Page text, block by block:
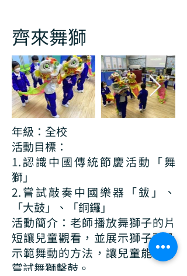
齊來舞獅
年級：全校
活動目標：
1.認識中國傳統節慶活動「舞
獅」
2.嘗試敲奏中國樂器「鈸」、
「大鼓」、「銅鑼」
活動簡介：老師播放舞獅子的片
短讓兒童觀看，並展示獅子頭及
示範舞動的方法，讓兒童能親身
嘗試舞獅擊鼓。